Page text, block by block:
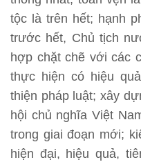
tộc là trên hết; hạnh
trước hết, Chủ tịch
hợp chặt chẽ với các
thực hiện có hiệu
thiện pháp luật; xây
hội chủ nghĩa Việt
trong giai đoạn mới;
hiện đại, hiệu quả,